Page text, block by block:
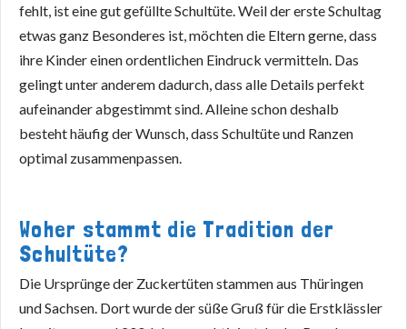
fehlt, ist eine gut gefüllte Schultüte. Weil der erste Schultag
etwas ganz Besonderes ist, möchten die Eltern gerne, dass
ihre Kinder einen ordentlichen Eindruck vermitteln. Das
gelingt unter anderem dadurch, dass alle Details perfekt
aufeinander abgestimmt sind. Alleine schon deshalb
besteht häufig der Wunsch, dass Schultüte und Ranzen
optimal zusammenpassen.
Woher stammt die Tradition der
Schultüte?
Die Ursprünge der Zuckertüten stammen aus Thüringen
und Sachsen. Dort wurde der süße Gruß für die Erstklässler